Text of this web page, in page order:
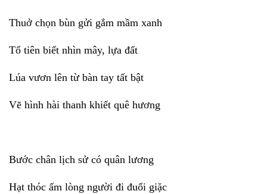
Thuở chọn bùn gửi gắm mầm xanh
Tổ tiên biết nhìn mây, lựa đất
Lúa vươn lên từ bàn tay tất bật
Vẽ hình hài thanh khiết quê hương
Bước chân lịch sử có quân lương
Hạt thóc ấm lòng người đi đuổi giặc